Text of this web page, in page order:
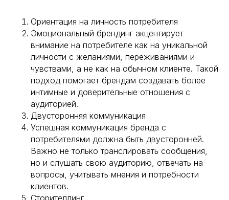
Ориентация на личность потребителя
Эмоциональный брендинг акцентирует
внимание на потребителе как на уникальной
личности с желаниями, переживаниями и
чувствами, а не как на обычном клиенте. Такой
подход помогает брендам создавать более
интимные и доверительные отношения с
аудиторией.
Двусторонняя коммуникация
Успешная коммуникация бренда с
потребителями должна быть двусторонней.
Важно не только транслировать сообщения,
но и слушать свою аудиторию, отвечать на
вопросы, учитывать мнения и потребности
клиентов.
Сторителлинг